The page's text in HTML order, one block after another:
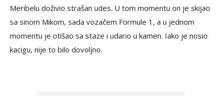
Meribelu doživio strašan udes. U tom momentu on je skijao
sa sinom Mikom, sada vozačem Formule 1, a u jednom
momentu je otišao sa staze i udario u kamen. Iako je nosio
kacigu, nije to bilo dovoljno.